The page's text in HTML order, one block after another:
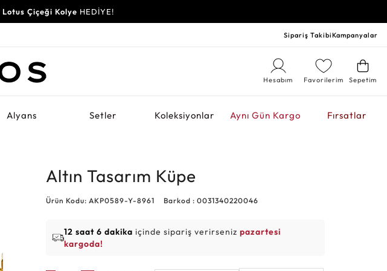
Lotus Çiçeği Kolye HEDİYE!
Sipariş TakibiKampanyalar
Sepetim
Favorilerim
Hesabım
Alyans Setler Koleksiyonlar Aynı Gün Kargo Fırsatlar
Altın Tasarım Küpe
Ürün Kodu: AKP0589-Y-8961 Barkod : 0031340220046
12 saat 6 dakika içinde sipariş verirsenizpazartesi
kargoda!